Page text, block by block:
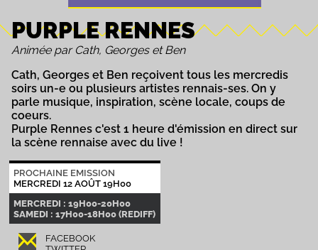
PURPLE RENNES
Animée par Cath, Georges et Ben
Cath, Georges et Ben reçoivent tous les mercredis
soirs un-e ou plusieurs artistes rennais-ses. On y
parle musique, inspiration, scène locale, coups de
coeurs.
Purple Rennes c'est 1 heure d'émission en direct sur
la scène rennaise avec du live !
PROCHAINE EMISSION
MERCREDI 12 AOÛT 19H00
MERCREDI : 19H00-20H00
SAMEDI : 17H00-18H00 (REDIFF)
FACEBOOK